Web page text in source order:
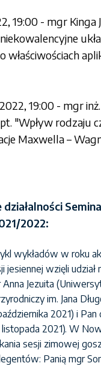
19:00 - mgr Kinga
właściwościach
19:00 - mgr
"Wpływ rodzaju
Maxwella –
2022:
wykładów w roku
jesiennej wzięli udział
Anna Jezuita
im. Jana
2021) i Pan
2021). W
sesji zimowej
Panią mgr